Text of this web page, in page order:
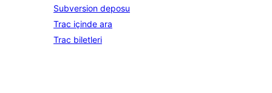
Subversion deposu
Trac içinde ara
Trac biletleri